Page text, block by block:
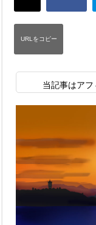
当記事はアフ